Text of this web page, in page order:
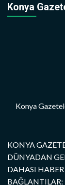
Konya
Konya
KONYA
DÜNYADAN
DAHASI HABER
BAĞLANTILAR: